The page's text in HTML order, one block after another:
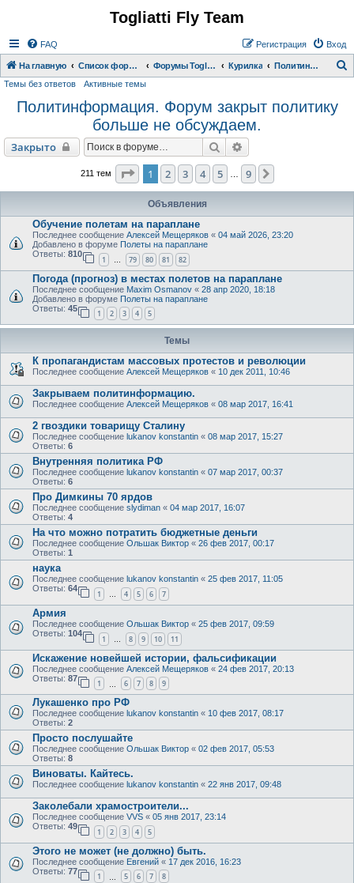
Togliatti Fly Team
FAQ Вход
Регистрация
На главную Список форумов Форумы Togliatti Fly Team Курилка Политинформация. Форум закрыт политику больше не обсуждаем.
Темы без ответов Активные темы
Политинформация. Форум закрыт политику
больше не обсуждаем.
Закрыто
Закрыто Поиск
211 тем Страница из
1 2 3 4 5 9
Объявления
Обучение полетам на параплане
Последнее сообщение Алексей Мещеряков « 04 май 2026, 23:20
Добавлено в форуме Полеты на параплане
Ответы: 810
1 … 79 80 81 82
Погода (прогноз) в местах полетов на параплане
Последнее сообщение Maxim Osmanov « 28 апр 2020, 18:18
Добавлено в форуме Полеты на параплане
Ответы: 45
1 2 3 4 5
Темы
К пропагандистам массовых протестов и революции
Последнее сообщение Алексей Мещеряков « 10 дек 2011, 10:46
Закрываем политинформацию.
Последнее сообщение Алексей Мещеряков « 08 мар 2017, 16:41
2 гвоздики товарищу Сталину
Последнее сообщение lukanov konstantin « 08 мар 2017, 15:27
Ответы: 6
Внутренняя политика РФ
Последнее сообщение lukanov konstantin « 07 мар 2017, 00:37
Ответы: 6
Про Димкины 70 ярдов
Последнее сообщение slydiman « 04 мар 2017, 16:07
Ответы: 4
На что можно потратить бюджетные деньги
Последнее сообщение Ольшак Виктор « 26 фев 2017, 00:17
Ответы: 1
наука
Последнее сообщение lukanov konstantin « 25 фев 2017, 11:05
Ответы: 64
1 … 4 5 6 7
Армия
Последнее сообщение Ольшак Виктор « 25 фев 2017, 09:59
Ответы: 104
1 … 8 9 10 11
Искажение новейшей истории, фальсификации
Последнее сообщение Алексей Мещеряков « 24 фев 2017, 20:13
Ответы: 87
1 6 7 8 9
Лукашенко про РФ
Последнее сообщение lukanov konstantin « 10 фев 2017, 08:17
Ответы: 2
Просто послушайте
Последнее сообщение Ольшак Виктор « 02 фев 2017, 05:53
Ответы: 8
Виноваты. Кайтесь.
Последнее сообщение lukanov konstantin « 22 янв 2017, 09:48
Заколебали храмостроители...
Последнее сообщение VVS « 05 янв 2017, 23:14
Ответы: 49
1 2 3 4 5
Этого не может (не должно) быть.
Последнее сообщение Евгений « 17 дек 2016, 16:23
Ответы: 77
1 5 6 7 8